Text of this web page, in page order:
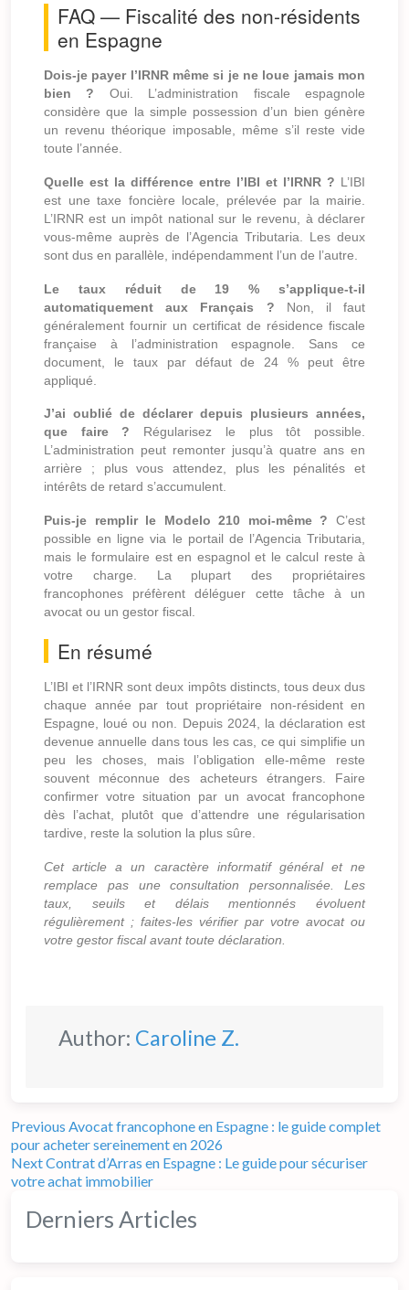
FAQ — Fiscalité des non-résidents
en Espagne
Dois-je payer l’IRNR même si je ne loue jamais mon
bien ? Oui. L’administration fiscale espagnole
considère que la simple possession d’un bien génère
un revenu théorique imposable, même s’il reste vide
toute l’année.
Quelle est la différence entre l’IBI et l’IRNR ? L’IBI
est une taxe foncière locale, prélevée par la mairie.
L’IRNR est un impôt national sur le revenu, à déclarer
vous-même auprès de l’Agencia Tributaria. Les deux
sont dus en parallèle, indépendamment l’un de l’autre.
Le taux réduit de 19 % s’applique-t-il
automatiquement aux Français ? Non, il faut
généralement fournir un certificat de résidence fiscale
française à l’administration espagnole. Sans ce
document, le taux par défaut de 24 % peut être
appliqué.
J’ai oublié de déclarer depuis plusieurs années,
que faire ? Régularisez le plus tôt possible.
L’administration peut remonter jusqu’à quatre ans en
arrière ; plus vous attendez, plus les pénalités et
intérêts de retard s’accumulent.
Puis-je remplir le Modelo 210 moi-même ? C’est
possible en ligne via le portail de l’Agencia Tributaria,
mais le formulaire est en espagnol et le calcul reste à
votre charge. La plupart des propriétaires
francophones préfèrent déléguer cette tâche à un
avocat ou un gestor fiscal.
En résumé
L’IBI et l’IRNR sont deux impôts distincts, tous deux dus
chaque année par tout propriétaire non-résident en
Espagne, loué ou non. Depuis 2024, la déclaration est
devenue annuelle dans tous les cas, ce qui simplifie un
peu les choses, mais l’obligation elle-même reste
souvent méconnue des acheteurs étrangers. Faire
confirmer votre situation par un avocat francophone
dès l’achat, plutôt que d’attendre une régularisation
tardive, reste la solution la plus sûre.
Cet article a un caractère informatif général et ne
remplace pas une consultation personnalisée. Les
taux, seuils et délais mentionnés évoluent
régulièrement ; faites-les vérifier par votre avocat ou
votre gestor fiscal avant toute déclaration.
Author: Caroline Z.
Previous Avocat francophone en Espagne : le guide complet
pour acheter sereinement en 2026
NextContrat d’Arras en Espagne : Le guide pour sécuriser
votre achat immobilier
Derniers Articles